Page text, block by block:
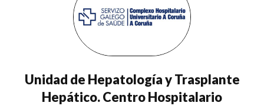
Unidad de Hepatología y Trasplante
Hepático. Centro Hospitalario